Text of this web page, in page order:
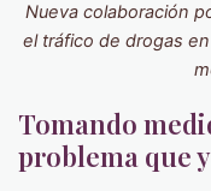
Nueva colaboración
el tráfico de drogas
Tomando
problema que